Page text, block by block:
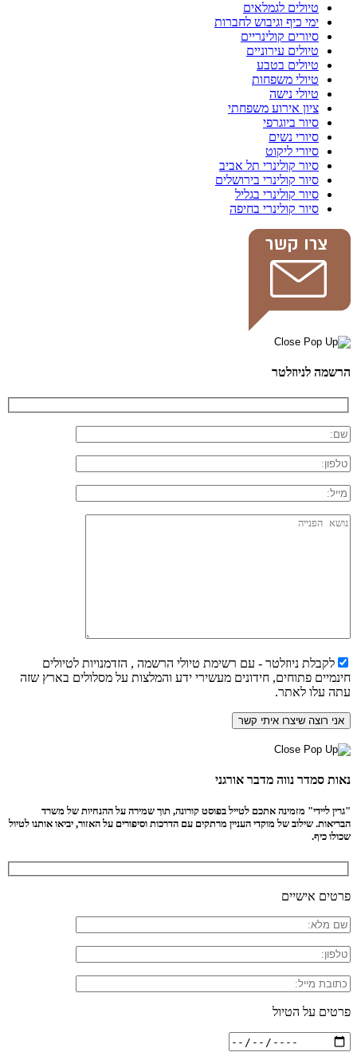
טיולים לגמלאים
ימי כיף וגיבוש לחברות
סיורים קולינריים
טיולים עירוניים
טיולים בטבע
טיולי משפחות
טיולי נישה
ציון אירוע משפחתי
סיור ביוגרפי
סיורי נשים
סיורי ליקוט
סיור קולינרי תל אביב
סיור קולינרי בירושלים
סיור קולינרי בגליל
סיור קולינרי בחיפה
הרשמה לניוזלטר
לקבלת ניוזלטר - עם רשימת טיולי הרשמה , הזדמנויות לטיולים
חינמיים פתוחים, חידונים מעשירי ידע והמלצות על מסלולים בארץ שזה
עתה עלו לאתר.
נאות סמדר נווה מדבר אורגני
"גרין ליידי" מזמינה אתכם לטייל בפוסט קורונה, תוך שמירה על ההנחיות של משרד
הבריאות. שילוב של מוקדי העניין מרתקים עם הדרכות וסיפורים על האזור, יביאו אותנו לטיול
שכולו כיף.
פרטים אישיים
פרטים על הטיול